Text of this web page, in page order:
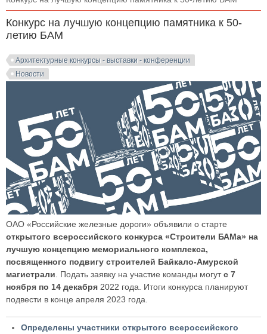
Конкурс на лучшую концепцию памятника к 50-
летию БАМ
Архитектурные конкурсы - выставки - конференции
Новости
ОАО «Российские железные дороги» объявили о старте
открытого всероссийского конкурса «Строители БАМа» на
лучшую концепцию мемориального комплекса,
посвященного подвигу строителей Байкало-Амурской
магистрали . Подать заявку на участие команды могутс 7
ноября по 14 декабря 2022 года. Итоги конкурса планируют
подвести в конце апреля 2023 года.
Определены участники открытого всероссийского